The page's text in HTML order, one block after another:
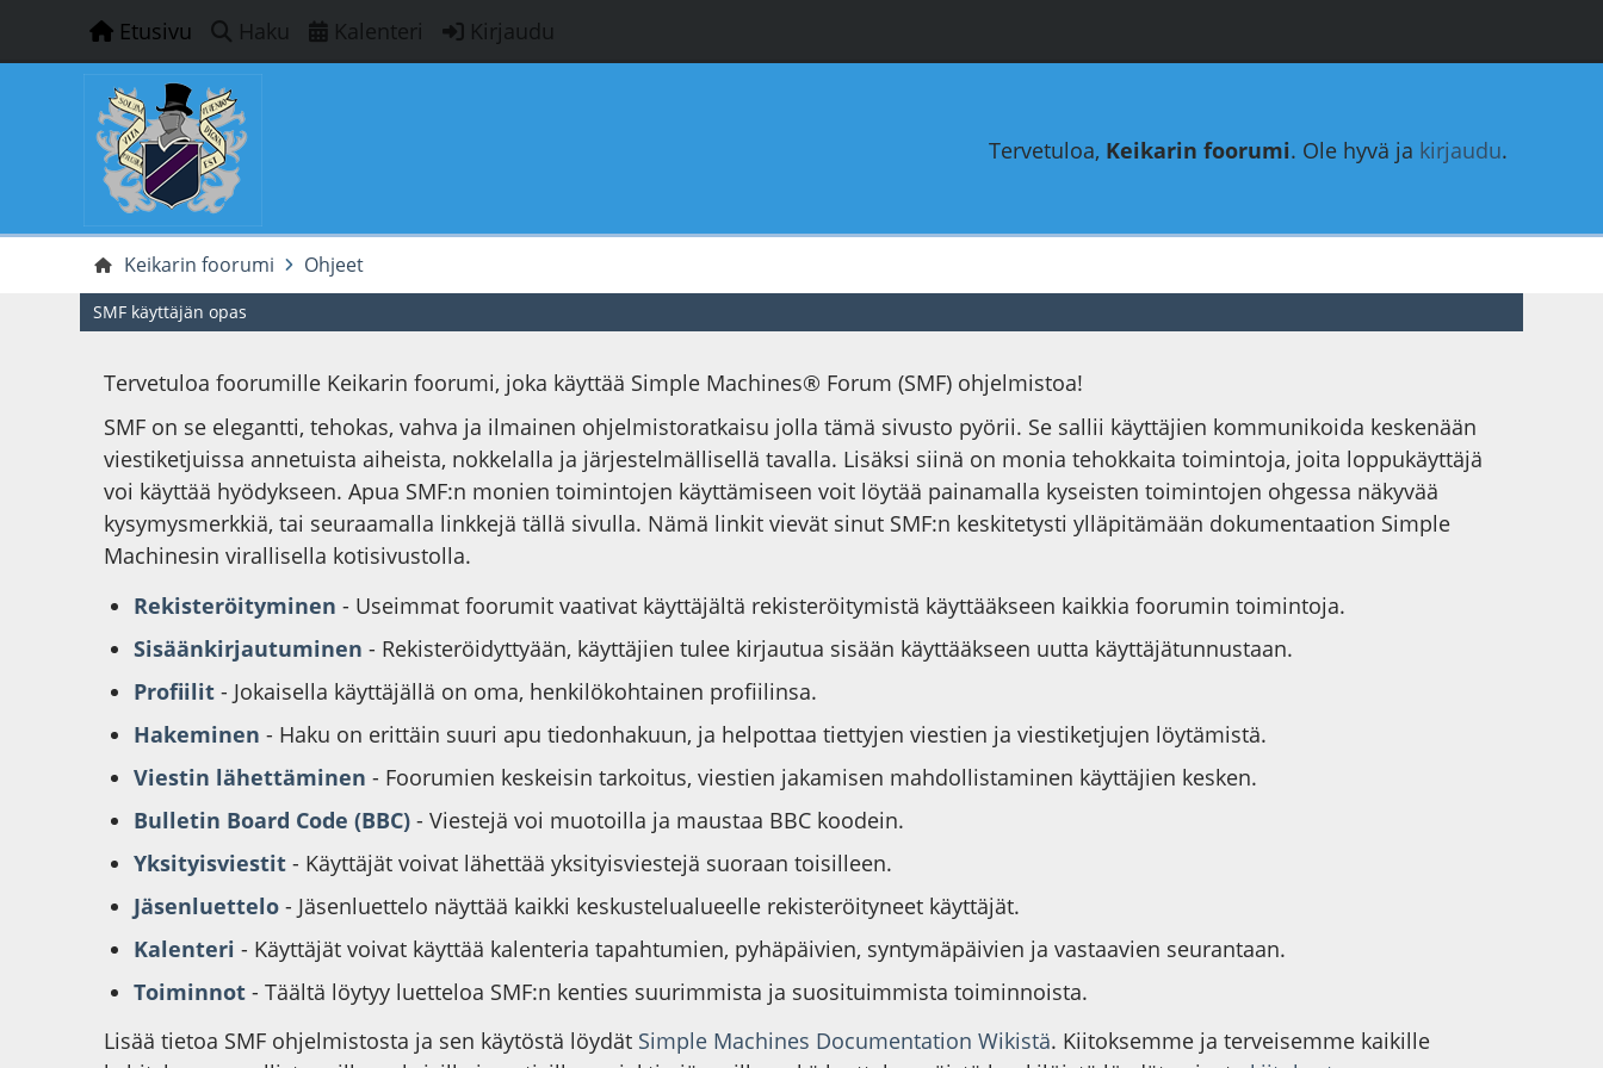
Etusivu Haku Kalenteri Kirjaudu
Tervetuloa, Keikarin foorumi. Ole hyvä ja kirjaudu.
Keikarin foorumi Ohjeet
SMF käyttäjän opas
Tervetuloa foorumille Keikarin foorumi, joka käyttää Simple Machines® Forum (SMF) ohjelmistoa!
SMF on se elegantti, tehokas, vahva ja ilmainen ohjelmistoratkaisu jolla tämä sivusto pyörii. Se sallii käyttäjien kommunikoida keskenään
viestiketjuissa annetuista aiheista, nokkelalla ja järjestelmällisellä tavalla. Lisäksi siinä on monia tehokkaita toimintoja, joita loppukäyttäjä
voi käyttää hyödykseen. Apua SMF:n monien toimintojen käyttämiseen voit löytää painamalla kyseisten toimintojen ohgessa näkyvää
kysymysmerkkiä, tai seuraamalla linkkejä tällä sivulla. Nämä linkit vievät sinut SMF:n keskitetysti ylläpitämään dokumentaation Simple
Machinesin virallisella kotisivustolla.
Rekisteröityminen - Useimmat foorumit vaativat käyttäjältä rekisteröitymistä käyttääkseen kaikkia foorumin toimintoja.
Sisäänkirjautuminen - Rekisteröidyttyään, käyttäjien tulee kirjautua sisään käyttääkseen uutta käyttäjätunnustaan.
Profiilit - Jokaisella käyttäjällä on oma, henkilökohtainen profiilinsa.
Hakeminen - Haku on erittäin suuri apu tiedonhakuun, ja helpottaa tiettyjen viestien ja viestiketjujen löytämistä.
Viestin lähettäminen - Foorumien keskeisin tarkoitus, viestien jakamisen mahdollistaminen käyttäjien kesken.
Bulletin Board Code (BBC)- Viestejä voi muotoilla ja maustaa BBC koodein.
Yksityisviestit - Käyttäjät voivat lähettää yksityisviestejä suoraan toisilleen.
Jäsenluettelo - Jäsenluettelo näyttää kaikki keskustelualueelle rekisteröityneet käyttäjät.
Kalenteri - Käyttäjät voivat käyttää kalenteria tapahtumien, pyhäpäivien, syntymäpäivien ja vastaavien seurantaan.
Toiminnot - Täältä löytyy luetteloa SMF:n kenties suurimmista ja suosituimmista toiminnoista.
Lisää tietoa SMF ohjelmistosta ja sen käytöstä löydät Simple Machines Documentation Wikistä. Kiitoksemme ja terveisemme kaikille